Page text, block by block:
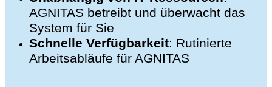
AGNITAS betreibt und überwacht das
System für Sie
Schnelle Verfügbarkeit: Rutinierte
Arbeitsabläufe für AGNITAS